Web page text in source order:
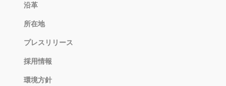
沿革
所在地
プレスリリース
採用情報
環境方針